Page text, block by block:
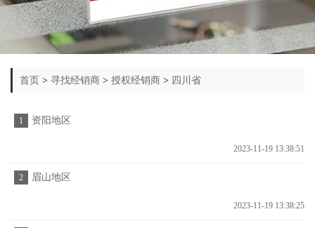
首页 > 寻找经销商 > 授权经销商 > 四川省
1 资阳地区
2023-11-19 13:38:51
2 眉山地区
2023-11-19 13:38:25